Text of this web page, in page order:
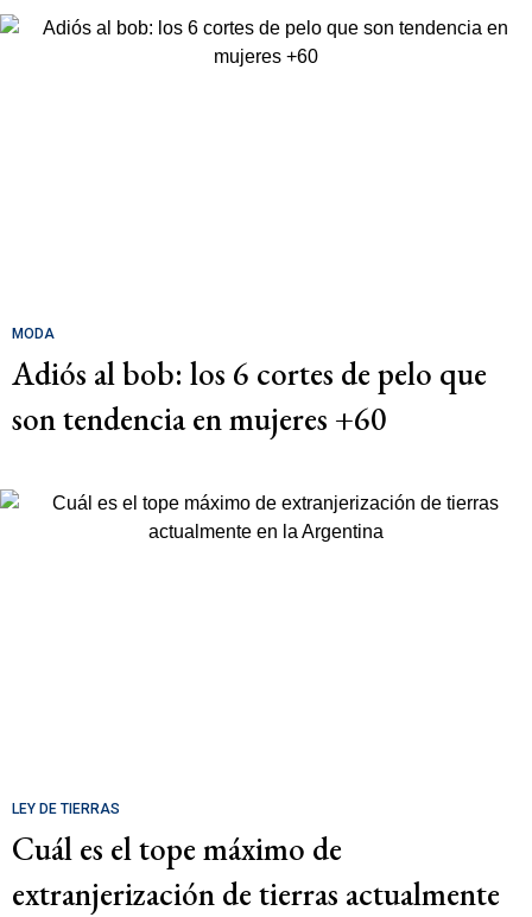
MODA
Adiós al bob: los 6 cortes de pelo que
son tendencia en mujeres +60
LEY DE TIERRAS
Cuál es el tope máximo de
extranjerización de tierras actualmente